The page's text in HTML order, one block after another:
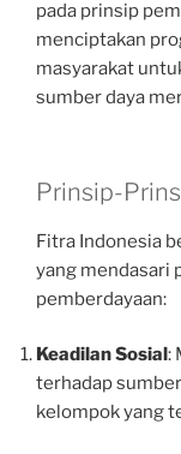
pada prinsip
menciptakan
masyarakat
sumber daya
Prinsip-
Fitra Indonesia
yang mendasari
pemberdayaan:
Keadilan Sosial:
terhadap
kelompok yang